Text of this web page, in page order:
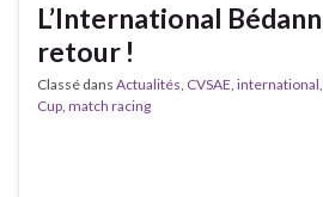
L’International
retour !
Classé dans Actualités, CVSAE, international,
Cup, match racing